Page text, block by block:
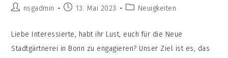
Beitrags-
nsgadmin
Beitrag13. Mai 2023
Beitrags-
Neuigkeiten
Liebe Interessierte, habt ihr Lust, euch für die Neue
Stadtgärtnerei in Bonn zu engagieren? Unser Ziel ist es, das